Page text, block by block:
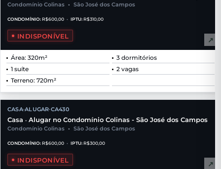
Condomínio Colinas • São José dos Campos
CONDOMÍNIO: R$600,00 • IPTU: R$310,00
INDISPONÍVEL ↗
Área: 320m²
3 dormitórios
1 suíte
2 vagas
Terreno: 720m²
CASA•ALUGAR•CA430
Casa • Alugar no Condomínio Colinas - São José dos Campos
Condomínio Colinas • São José dos Campos
CONDOMÍNIO: R$600,00 • IPTU: R$300,00
INDISPONÍVEL ↗